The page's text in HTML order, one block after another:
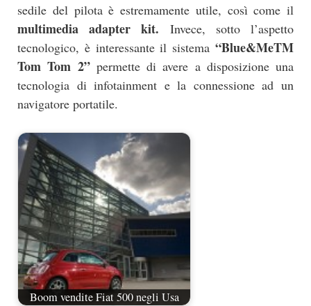
sedile del pilota è estremamente utile, così come il
multimedia adapter kit. Invece, sotto l’aspetto
tecnologico, è interessante il sistema “Blue&MeTM
Tom Tom 2”permette di avere a disposizione una
tecnologia di infotainment e la connessione ad un
navigatore portatile.
Boom vendite Fiat 500 negli Usa